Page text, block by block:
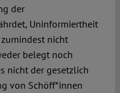
der
Uninformiertheit
nicht
belegt noch
nicht der gesetzlich
von Schöff*innen